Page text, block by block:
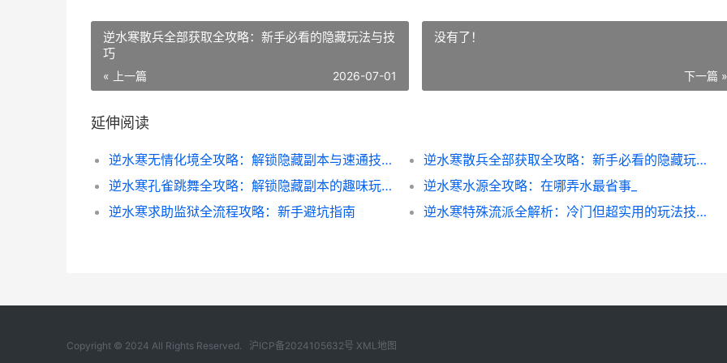
逆水寒散兵全部获取全攻略：新手必看的隐藏玩法与技
巧
« 上一篇 2026-07-01
没有了！
下一篇 »
延伸阅读
逆水寒无情化境全攻略：解锁隐藏副本与速通技巧
逆水寒散兵全部获取全攻略：新手必看的隐藏玩法与技巧
逆水寒孔雀跳舞全攻略：解锁隐藏副本的趣味玩法
逆水寒水源全攻略：在哪弄水最省事_
逆水寒求助监狱全流程攻略：新手避坑指南
逆水寒特殊流派全解析：冷门但超实用的玩法技巧
Copyright © 2024 All Rights Reserved. 沪ICP备2024105632号 XML地图